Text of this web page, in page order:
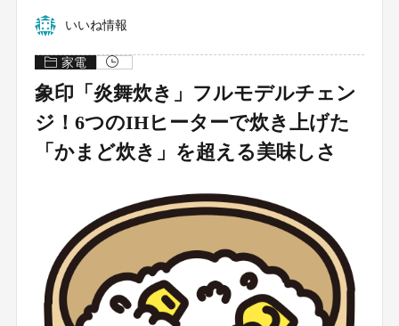
いいね情報
家電
象印「炎舞炊き」フルモデルチェン
ジ！6つのIHヒーターで炊き上げた
「かまど炊き」を超える美味しさ